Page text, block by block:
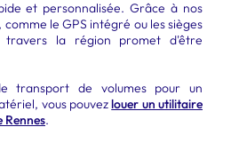
et personnalisée. Grâce à nos
le GPS intégré ou les sièges
la région promet d'être
transport de volumes pour un
vous pouvezlouer un utilitaire
Rennes.